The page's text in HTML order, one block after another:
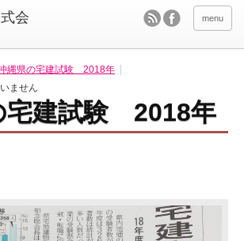
menu
縄県の宅建試験 2018年
ません
宅建試験 2018年